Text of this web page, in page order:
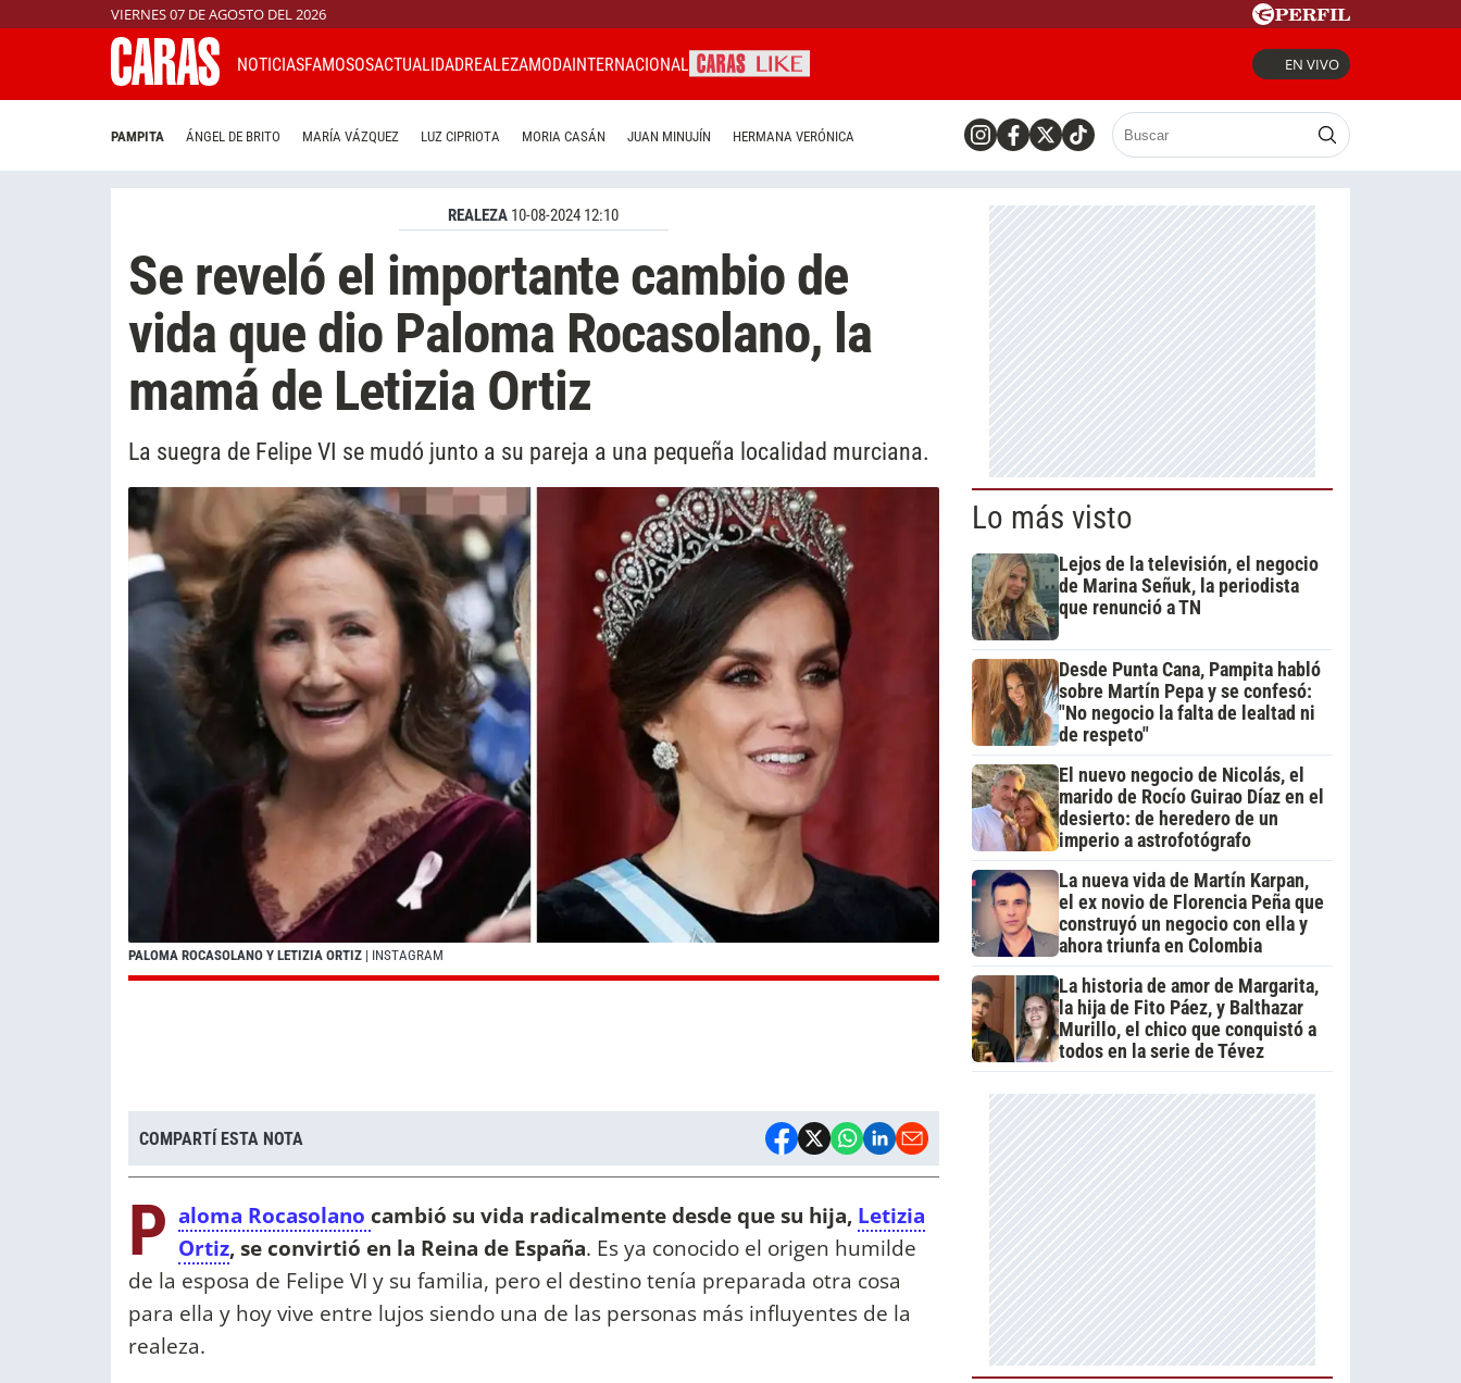
VIERNES 07 DE AGOSTO DEL 2026
NOTICIASFAMOSOSACTUALIDADREALEZAMODAINTERNACIONAL EN VIVO
PAMPITA ÁNGEL DE BRITO MARÍA VÁZQUEZ LUZ CIPRIOTA MORIA CASÁN JUAN MINUJÍN HERMANA VERÓNICA
REALEZA 10-08-2024 12:10
Se reveló el importante cambio de
vida que dio Paloma Rocasolano, la
mamá de Letizia Ortiz
La suegra de Felipe VI se mudó junto a su pareja a una pequeña localidad murciana.
PALOMA ROCASOLANO Y LETIZIA ORTIZ | INSTAGRAM
COMPARTÍ ESTA NOTA
P aloma Rocasolano cambió su vida radicalmente desde que su hija, Letizia
Ortiz, se convirtió en la Reina de España. Es ya conocido el origen humilde
de la esposa de Felipe VI y su familia, pero el destino tenía preparada otra cosa
para ella y hoy vive entre lujos siendo una de las personas más influyentes de la
realeza.
Lo más visto
Lejos de la televisión, el negocio
de Marina Señuk, la periodista
que renunció a TN
Desde Punta Cana, Pampita habló
sobre Martín Pepa y se confesó:
"No negocio la falta de lealtad ni
de respeto"
El nuevo negocio de Nicolás, el
marido de Rocío Guirao Díaz en el
desierto: de heredero de un
imperio a astrofotógrafo
La nueva vida de Martín Karpan,
el ex novio de Florencia Peña que
construyó un negocio con ella y
ahora triunfa en Colombia
La historia de amor de Margarita,
la hija de Fito Páez, y Balthazar
Murillo, el chico que conquistó a
todos en la serie de Tévez